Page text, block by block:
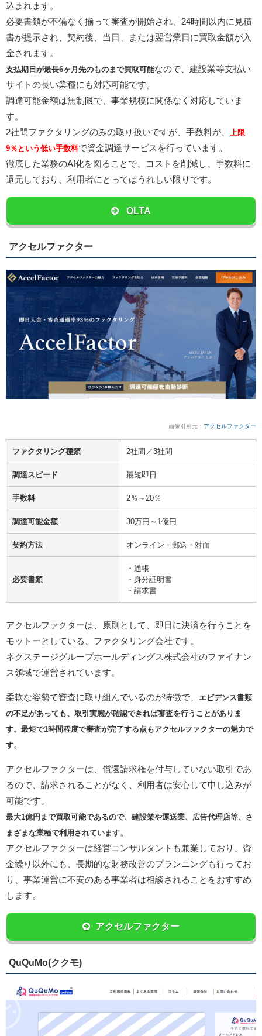
込まれます。
必要書類が不備なく揃って審査が開始され、24時間以内に見積
書が提示され、契約後、当日、または翌営業日に買取金額が入
金されます。
支払期日が最長6ヶ月先のものまで買取可能なので、建設業等支払い
サイトの長い業種にも対応可能です。
調達可能金額は無制限で、事業規模に関係なく対応していま
す。
2社間ファクタリングのみの取り扱いですが、手数料が、 上限
9％という低い手数料で資金調達サービスを行っています。
徹底した業務のAI化を図ることで、コストを削減し、手数料に
還元しており、利用者にとってはうれしい限りです。
OLTA
アクセルファクター
画像引用元： アクセルファクター
ファクタリング種類 2社間／3社間
調達スピード 最短即日
手数料 2％～20％
調達可能金額 30万円～1億円
契約方法 オンライン・郵送・対面
必要書類
・通帳
・身分証明書
・請求書
アクセルファクターは、原則として、即日に決済を行うことを
モットーとしている、ファクタリング会社です。
ネクステージグループホールディングス株式会社のファイナン
ス領域で運営されています。
柔軟な姿勢で審査に取り組んでいるのが特徴で、
エビデンス書類
の不足があっても、取引実態が確認できれば審査を行うことがありま
す。最短で1時間程度で審査が完了する点もアクセルファクターの魅力で
す。
アクセルファクターは、償還請求権を付与していない取引であ
るので、請求されることがなく、利用者は安心して申し込みが
可能です。
最大1億円まで買取可能であるので、建設業や運送業、広告代理店等、さ
まざまな業種で利用されています。
アクセルファクターは経営コンサルタントも兼業しており、資
金繰り以外にも、長期的な財務改善のプランニングも行ってお
り、事業運営に不安のある事業者は相談されることをおすすめ
します。
アクセルファクター
QuQuMo(ククモ)